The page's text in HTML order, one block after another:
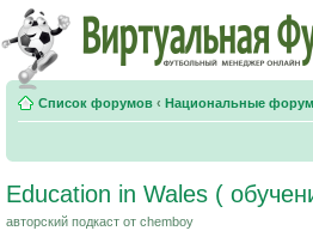
Список форумов ‹ Национальные
Education in Wales (
авторский подкаст от chemboy